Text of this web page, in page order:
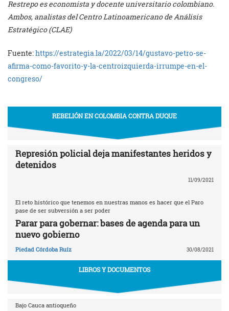
Restrepo es economista y docente universitario colombiano.
Ambos, analistas del Centro Latinoamericano de Análisis
Estratégico (CLAE)
Fuente:https://estrategia.la/2022/03/14/gustavo-petro-se-
afirma-como-favorito-y-la-centroizquierda-irrumpe-en-el-
congreso/
REBELIÓN EN COLOMBIA CONTRA DUQUE
Represión policial deja manifestantes heridos y
detenidos
11/09/2021
El reto histórico que tenemos en nuestras manos es hacer que el Paro
pase de ser subversión a ser poder
Parar para gobernar: bases de agenda para un
nuevo gobierno
Piedad Córdoba Ruíz 30/08/2021
LIBROS Y DOCUMENTOS
Bajo Cauca antioqueño